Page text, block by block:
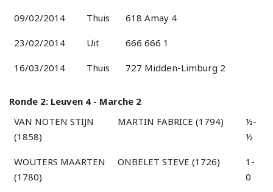
09/02/2014 Thuis 618 Amay 4
23/02/2014 Uit 666 666 1
16/03/2014 Thuis 727 Midden-Limburg 2
Ronde 2: Leuven 4 - Marche 2
VAN NOTEN STIJN
(1858)
MARTIN FABRICE (1794)
½-
½
WOUTERS MAARTEN
(1780)
ONBELET STEVE (1726)
1-
0